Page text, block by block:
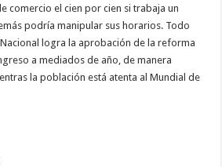
comercio el cien por cien si trabaja un
podría manipular sus horarios. Todo
logra la aprobación de la reforma
a mediados de año, de manera
la población está atenta al Mundial de